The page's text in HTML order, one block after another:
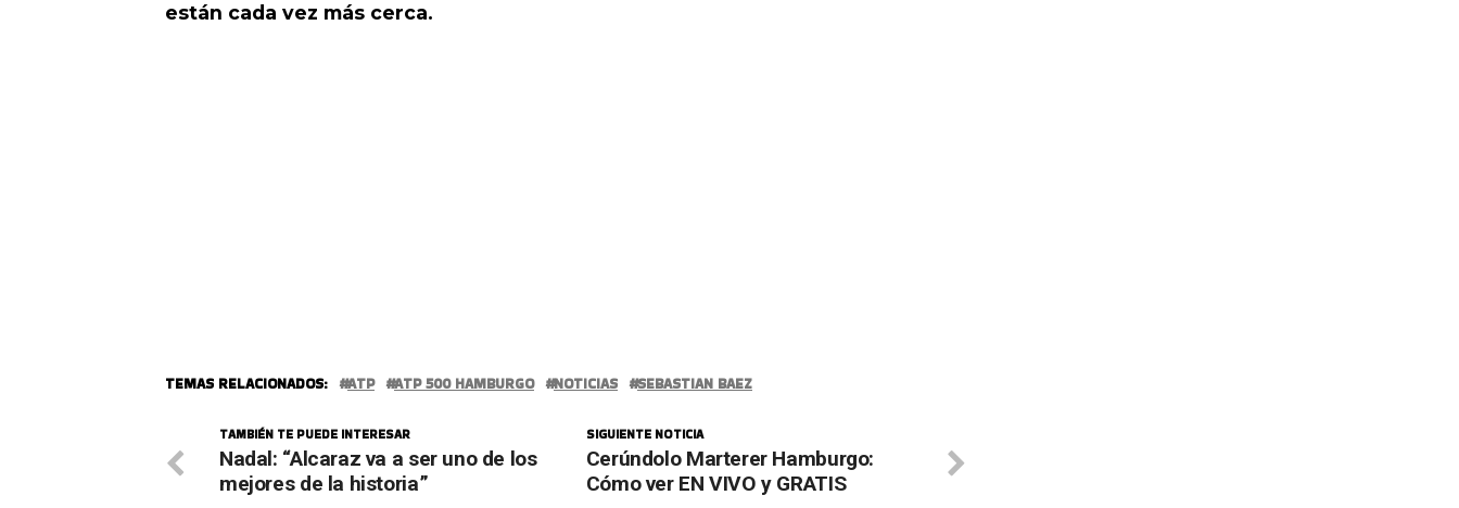
están cada vez más cerca.
TEMAS RELACIONADOS: ATP ATP 500 HAMBURGO NOTICIAS SEBASTIAN BAEZ
SIGUIENTE NOTICIA
Cerúndolo Marterer Hamburgo:
Cómo ver EN VIVO y GRATIS
TAMBIÉN TE PUEDE INTERESAR
Nadal: “Alcaraz va a ser uno de los
mejores de la historia”